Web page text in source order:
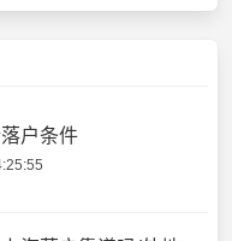
落户条件